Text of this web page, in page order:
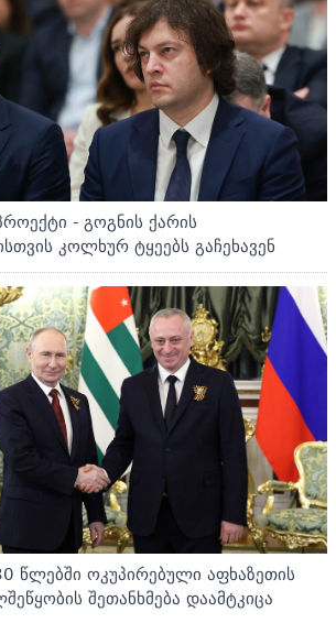
- გოგნის ქარის
კოლხურ ტყეებს გაჩეხავენ
წლებში ოკუპირებული აფხაზეთის
შეთანხმება დაამტკიცა